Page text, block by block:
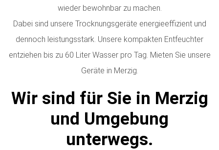
wieder bewohnbar zu machen.
Dabei sind unsere Trocknungsgeräte energieeffizient und
dennoch leistungsstark. Unsere kompakten Entfeuchter
entziehen bis zu 60 Liter Wasser pro Tag. Mieten Sie unsere
Geräte in Merzig.
Wir sind für Sie in Merzig
und Umgebung
unterwegs.